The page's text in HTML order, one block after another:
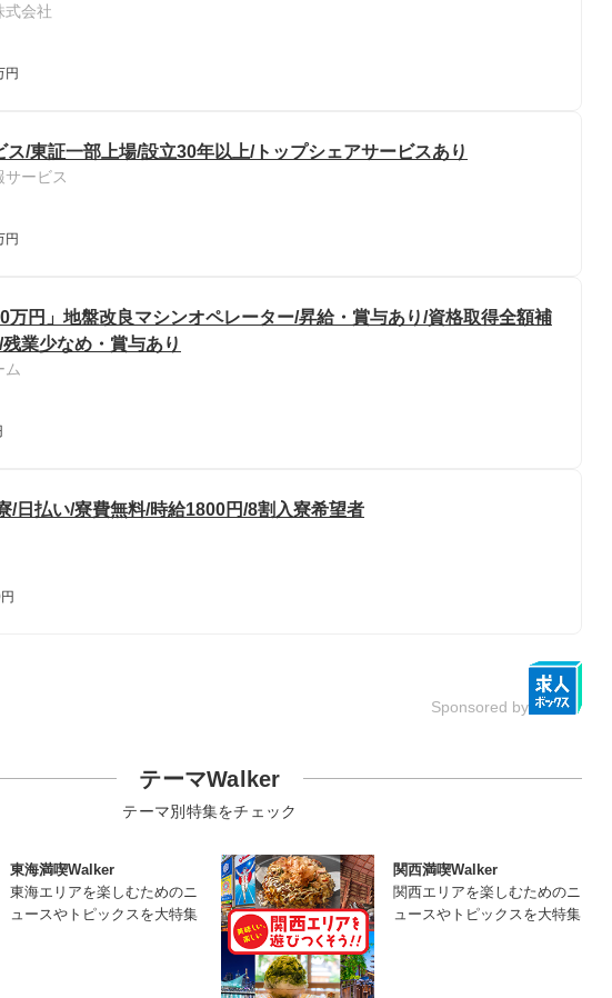
式会社
円
ス/東証一部上場/設立30年以上/トップシェアサービスあり
ービス
円
万円」地盤改良マシンオペレーター/昇給・賞与あり/資格取得全額補
業少なめ・賞与あり
ム
/日払い/寮費無料/時給1800円/8割入寮希望者
Sponsored by
テーマWalker
テーマ別特集をチェック
東海満喫Walker
東海エリアを楽しむためのニ
ュースやトピックスを大特集
関西満喫Walker
関西エリアを楽しむためのニ
ュースやトピックスを大特集